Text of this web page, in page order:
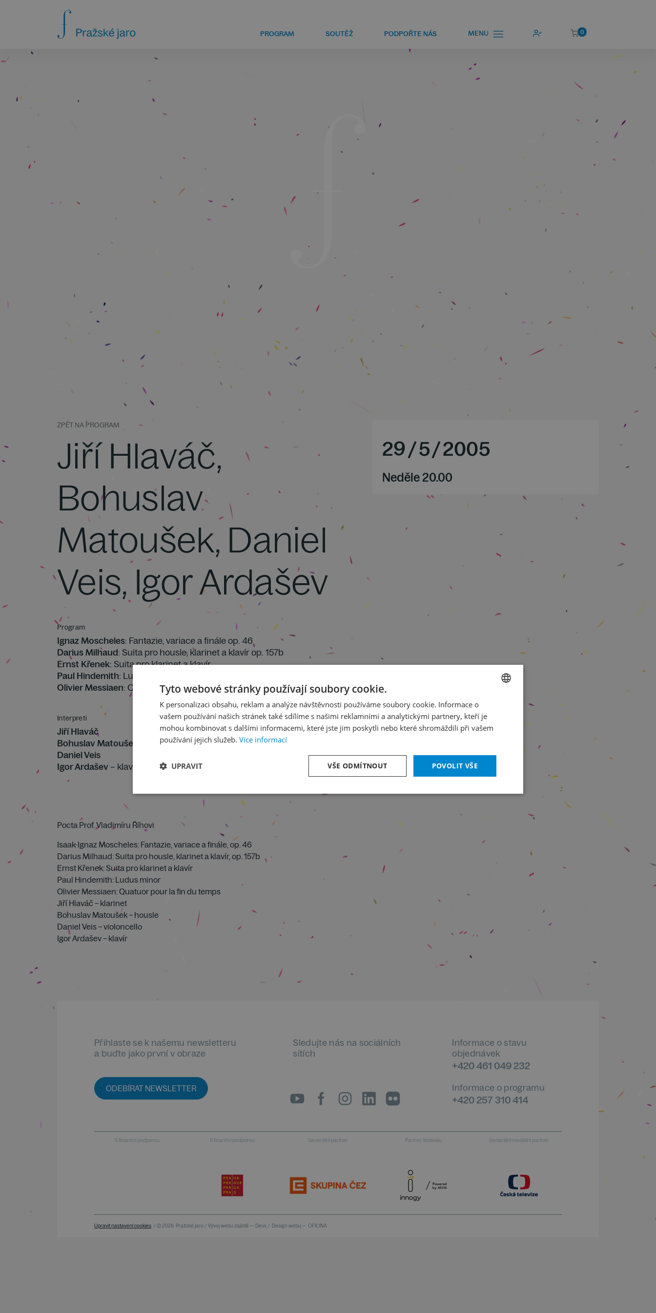
PROGRAM SOUTĚŽ PODPOŘTE NÁS MENU 0
ZPĚT NA PROGRAM
Jiří Hlaváč,
Bohuslav
Matoušek, Daniel
Veis, Igor Ardašev
Program
Ignaz Moscheles: Fantazie, variace a finále op. 46
Darius Milhaud: Suita pro housle, klarinet a klavír op. 157b
Ernst Křenek: Suita pro klarinet a klavír
Paul Hindemith: Ludus minor pro klarinet a violoncello
Olivier Messiaen: Quatuor pour la fin du temps
Interpreti
Jiří Hlaváč
Bohuslav Matoušek
Daniel Veis
Igor Ardašev– klavír
29/5/2005
Neděle 20.00
Pocta Prof. Vladimíru Říhovi
Isaak-Ignaz Moscheles: Fantazie, variace a finále, op. 46
Darius Milhaud: Suita pro housle, klarinet a klavír, op. 157b
Ernst Křenek: Suita pro klarinet a klavír
Paul Hindemith: Ludus minor
Olivier Messiaen: Quatuor pour la fin du temps
Jiří Hlaváč – klarinet
Bohuslav Matoušek – housle
Daniel Veis – violoncello
Igor Ardašev – klavír
Přihlaste se k našemu newsletteru
a buďte jako první v obraze
ODEBÍRAT NEWSLETTER
Sledujte nás na sociálních
sítích
Informace o stavu
objednávek
+420 461 049 232
Informace o programu
+420 257 310 414
S finanční podporou S finanční podporou Generální partner Partner festivalu Generální mediální partner
Upravit nastavení cookies / © 2026 Pražské jaro / Vývoj webu zajistili — Devx / Design webu — OFICINA
ENGLISH
Tyto webové stránky používají soubory cookie.
K personalizaci obsahu, reklam a analýze návštěvnosti používáme soubory cookie. Informace o
vašem používání našich stránek také sdílíme s našimi reklamními a analytickými partnery, kteří je
mohou kombinovat s dalšími informacemi, které jste jim poskytli nebo které shromáždili při vašem
používání jejich služeb. Více informací
POVOLIT VŠE
VŠE ODMÍTNOUT
UPRAVIT